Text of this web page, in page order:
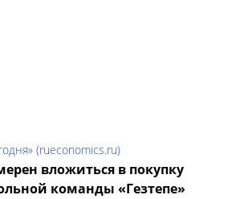
(rueconomics.ru)
вложиться в покупку
команды «Гезтепе»